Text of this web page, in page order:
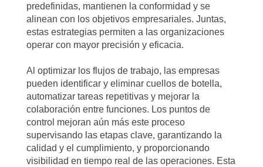
predefinidas, mantienen la conformidad y se
alinean con los objetivos empresariales. Juntas,
estas estrategias permiten a las organizaciones
operar con mayor precisión y eficacia.
Al optimizar los flujos de trabajo, las empresas
pueden identificar y eliminar cuellos de botella,
automatizar tareas repetitivas y mejorar la
colaboración entre funciones. Los puntos de
control mejoran aún más este proceso
supervisando las etapas clave, garantizando la
calidad y el cumplimiento, y proporcionando
visibilidad en tiempo real de las operaciones. Esta